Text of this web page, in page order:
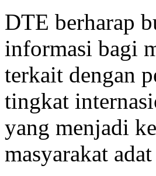
DTE berharap
informasi bagi
terkait dengan
tingkat
yang menjadi
masyarakat